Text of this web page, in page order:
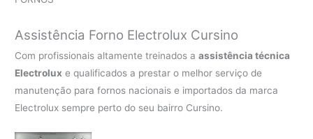
Assistência Forno Electrolux Cursino
Com profissionais altamente treinados aassistência técnica
Electrolux e qualificados a prestar o melhor serviço de
manutenção para fornos nacionais e importados da marca
Electrolux sempre perto do seu bairro Cursino.